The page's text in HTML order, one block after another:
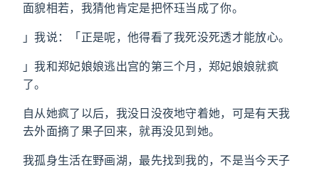
面貌相若，我猜他肯定是把怀珏当成了你。
」我说：「正是呢，他得看了我死没死透才能放心。
」我和郑妃娘娘逃出宫的第三个月，郑妃娘娘就疯
了。
自从她疯了以后，我没日没夜地守着她，可是有天我
去外面摘了果子回来，就再没见到她。
我孤身生活在野画湖，最先找到我的，不是当今天子